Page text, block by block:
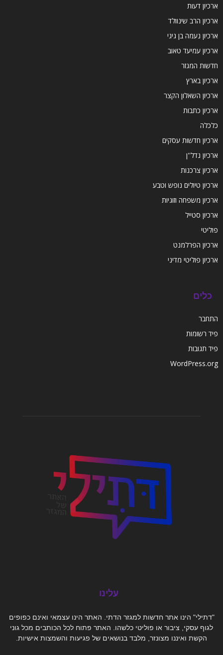
ארכיון דעות
ארכיון הרב שינוולד
ארכיון נעמה בן גיגי
ארכיון עמיעד טאוב
חדשות המגזר
ארכיון בארץ
ארכיון השאלון הקצר
ארכיון כתבות
כלכלה
ארכיון חדשות עסקים
ארכיון נדל''ן
ארכיון צרכנות
ארכיון טיולים נופש וטבע
ארכיון משפחה וזוגיות
ארכיון סטייל
פוליטי
ארכיון הפרלמנט
ארכיון פוליטי מדיני
כלים
התחבר
פיד רשומות
פיד תגובות
WordPress.org
עלינו
"דתילי" הינו אתר חדשות למגזר הדתי. האתר הינו עצמאי ואינם כפופים
לגוף עסקי, ציבור או פוליטי כלשהו. האתר פתוח לכל הכותבים מכל גוני
הקשת ואיננו מצונזר, מלבד בנושאים של פגיעות והשמצות אישיות.